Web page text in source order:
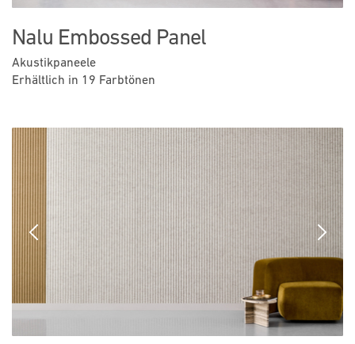
Nalu Embossed Panel
Akustikpaneele
Erhältlich in 19 Farbtönen
Previous Next